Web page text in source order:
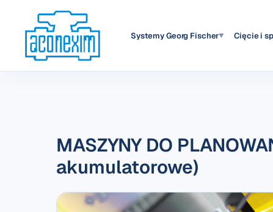
Systemy Georg Fischer▼ Cięcie i
MASZYNY DO
akumulatorowe)